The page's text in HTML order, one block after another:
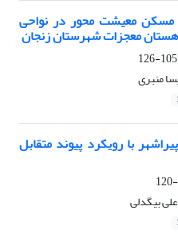
مسکن معیشت محور در نواحی
معجزات شهرستان زنجان
105-126
منبری
با رویکرد پیوند متقابل
بیگدلی